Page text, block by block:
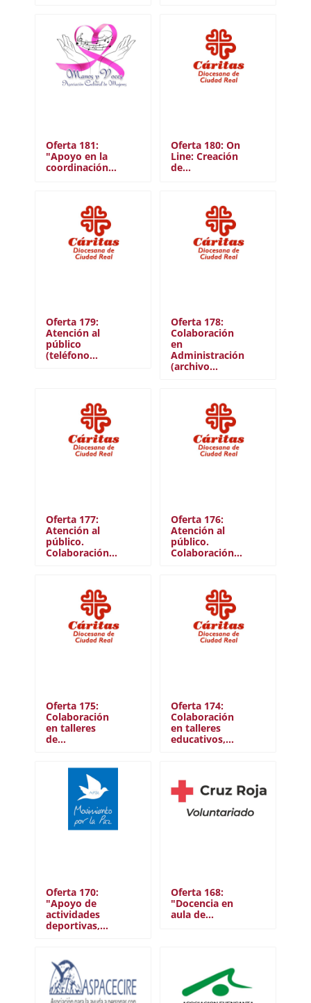
Oferta 181:
"Apoyo en la
coordinación…
Oferta 180: On
Line: Creación
de…
Oferta 179:
Atención al
público
(teléfono…
Oferta 178:
Colaboración
en
Administración
(archivo…
Oferta 177:
Atención al
público.
Colaboración…
Oferta 176:
Atención al
público.
Colaboración…
Oferta 175:
Colaboración
en talleres
de…
Oferta 174:
Colaboración
en talleres
educativos,…
Oferta 170:
"Apoyo de
actividades
deportivas,…
Oferta 168:
"Docencia en
aula de…